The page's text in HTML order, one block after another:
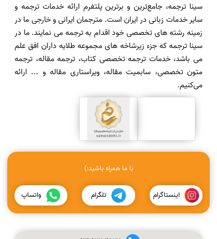
سینا ترجمه، جامع‌ترین و برترین پلتفرم ارائه خدمات ترجمه و
سایر خدمات زبانی در ایران است. مترجمان ایرانی و خارجی ما در
زمینه رشته های تخصصی خود اقدام به ترجمه می نمایند. ما در
سینا ترجمه که جزء زیرشاخه های مجموعه طلایه داران افق علم
می باشد، خدمات ترجمه تخصصی کتاب، ترجمه مقاله، ترجمه
متون تخصصی، سابمیت مقاله، ویراستاری مقاله و ... ارائه
می‌کنیم.
با ما همراه باشید:)
اینستاگرام تلگرام واتساپ